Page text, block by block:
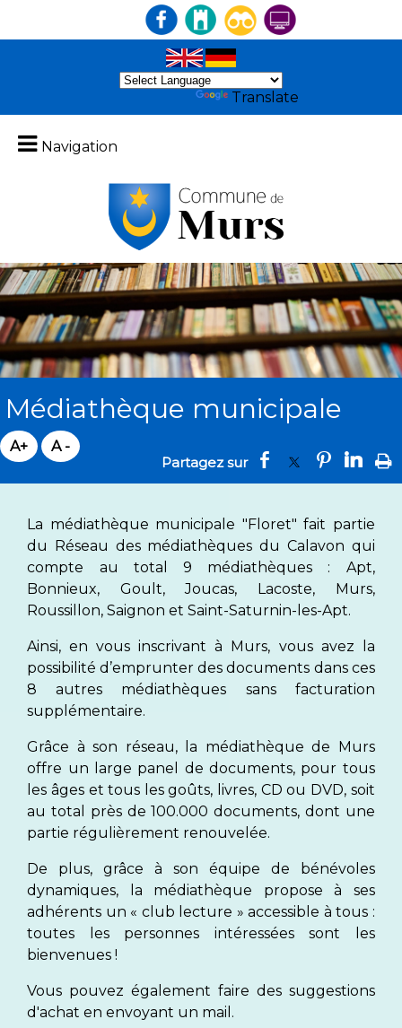
Translate
Navigation
Médiathèque municipale
La médiathèque municipale "Floret" fait partie
du Réseau des médiathèques du Calavon qui
compte au total 9 médiathèques : Apt,
Bonnieux, Goult, Joucas, Lacoste, Murs,
Roussillon, Saignon et Saint-Saturnin-les-Apt.
Ainsi, en vous inscrivant à Murs, vous avez la
possibilité d’emprunter des documents dans ces
8 autres médiathèques sans facturation
supplémentaire.
Grâce à son réseau, la médiathèque de Murs
offre un large panel de documents, pour tous
les âges et tous les goûts, livres, CD ou DVD, soit
au total près de 100.000 documents, dont une
partie régulièrement renouvelée.
De plus, grâce à son équipe de bénévoles
dynamiques, la médiathèque propose à ses
adhérents un « club lecture » accessible à tous :
toutes les personnes intéressées sont les
bienvenues !
Vous pouvez également faire des suggestions
d'achat en envoyant un mail.